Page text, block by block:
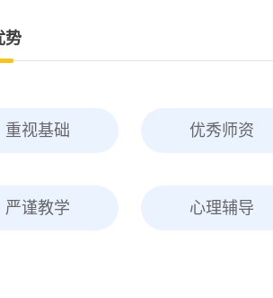
势
重视基础 优秀师资
严谨教学 心理辅导